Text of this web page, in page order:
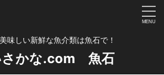
味しい新鮮な魚介類は魚石で！
さかな.com 魚石